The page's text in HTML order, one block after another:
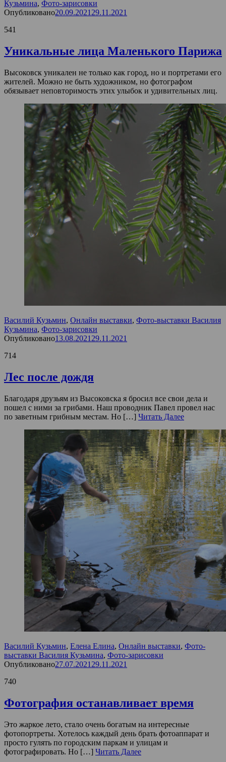
Кузьмина, Фото-зарисовки
Опубликовано20.09.2021 29.11.2021
541
Уникальные лица Маленького Парижа
Высоковск уникален не только как город, но и портретами его
жителей. Можно не быть художником, но фотографом
обязывает неповторимость этих улыбок и удивительных лиц.
Василий Кузьмин, Онлайн выставки, Фото-выставки Василия
Кузьмина, Фото-зарисовки
Опубликовано13.08.2021 29.11.2021
714
Лес после дождя
Благодаря друзьям из Высоковска я бросил все свои дела и
пошел с ними за грибами. Наш проводник Павел провел нас
по заветным грибным местам. Но […] Читать Далее
Василий Кузьмин, Елена Елина, Онлайн выставки, Фото-
выставки Василия Кузьмина, Фото-зарисовки
Опубликовано27.07.2021 29.11.2021
740
Фотография останавливает время
Это жаркое лето, стало очень богатым на интересные
фотопортреты. Хотелось каждый день брать фотоаппарат и
просто гулять по городским паркам и улицам и
фотографировать. Но […] Читать Далее